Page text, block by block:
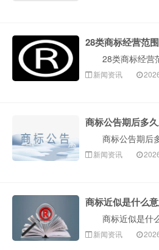
新闻资讯
新闻资讯
新闻资讯